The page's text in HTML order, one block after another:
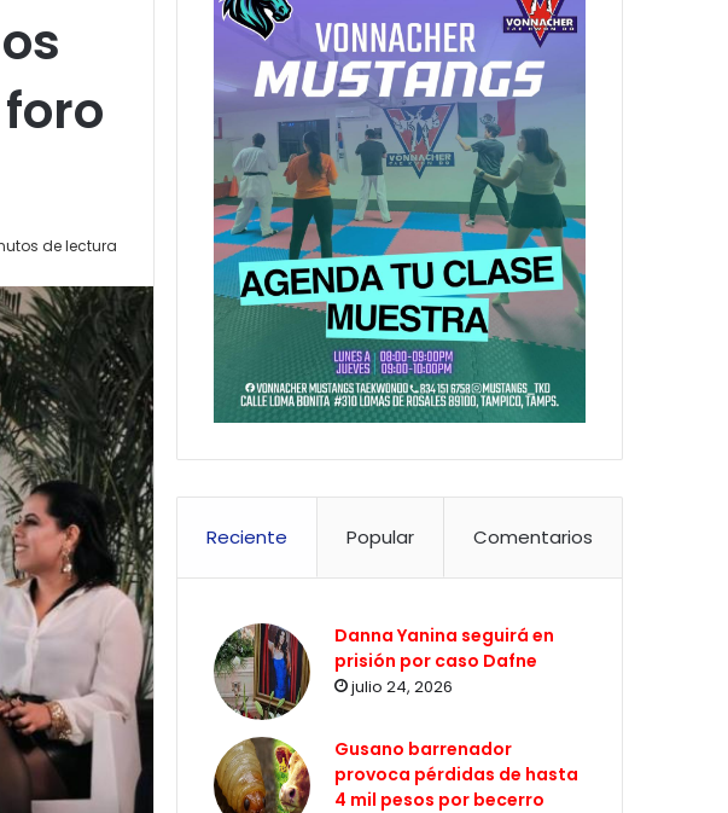
de lectura
Reciente Popular Comentarios
Danna Yanina seguirá en
prisión por caso Dafne
julio 24, 2026
Gusano barrenador
provoca pérdidas de hasta
4 mil pesos por becerro